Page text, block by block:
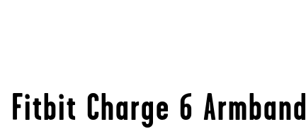
Fitbit Charge 6 Armband